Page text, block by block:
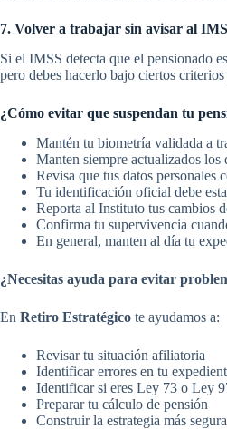
7. Volver a trabajar sin avisar al
Si el IMSS detecta que el pensionado
pero debes hacerlo bajo ciertos
¿Cómo evitar que suspendan tu
Mantén tu biometría validada a
Manten siempre actualizados los
Revisa que tus datos personales
Tu identificación oficial debe
Reporta al Instituto tus cambios
Confirma tu supervivencia
En general, manten al día tu
¿Necesitas ayuda para evitar
En Retiro Estratégico te ayudamos a:
Revisar tu situación afiliatoria
Identificar errores en tu
Identificar si eres Ley 73 o Ley
Preparar tu cálculo de pensión
Construir la estrategia más